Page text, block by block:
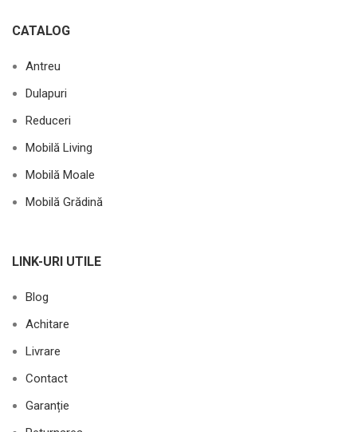
CATALOG
Antreu
Dulapuri
Reduceri
Mobilă Living
Mobilă Moale
Mobilă Grădină
LINK-URI UTILE
Blog
Achitare
Livrare
Contact
Garanție